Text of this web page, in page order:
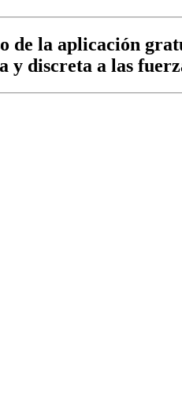
de la aplicación
discreta a las